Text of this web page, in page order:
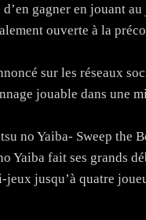
gagner en jouant au
ouverte à la
sur les réseaux
jouable dans une
no Yaiba- Sweep the
Yaiba fait ses grands
jeux jusqu’à quatre